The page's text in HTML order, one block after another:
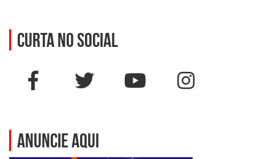
Curta no social
ANUNCIE AQUI